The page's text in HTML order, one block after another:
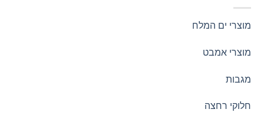
מוצרי ים המלח
מוצרי אמבט
מגבות
חלוקי רחצה